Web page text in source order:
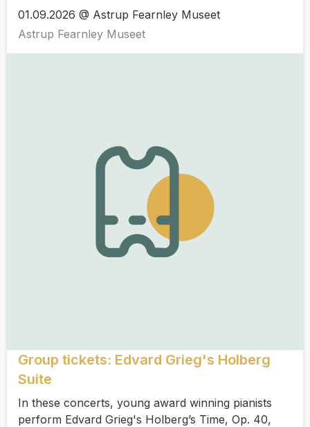
01.09.2026 @ Astrup Fearnley Museet
Astrup Fearnley Museet
Group tickets: Edvard Grieg's Holberg
Suite
In these concerts, young award winning pianists
perform Edvard Grieg's Holberg’s Time, Op. 40,